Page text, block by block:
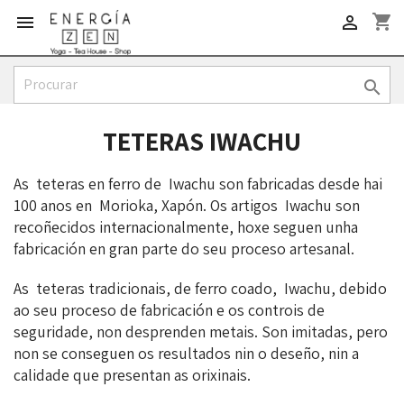
 shopping_cart


TETERAS IWACHU
As teteras en ferro de Iwachu son fabricadas desde hai
100 anos en Morioka, Xapón. Os artigos Iwachu son
recoñecidos internacionalmente, hoxe seguen unha
fabricación en gran parte do seu proceso artesanal.
As teteras tradicionais, de ferro coado, Iwachu, debido
ao seu proceso de fabricación e os controis de
seguridade, non desprenden metais. Son imitadas, pero
non se conseguen os resultados nin o deseño, nin a
calidade que presentan as orixinais.